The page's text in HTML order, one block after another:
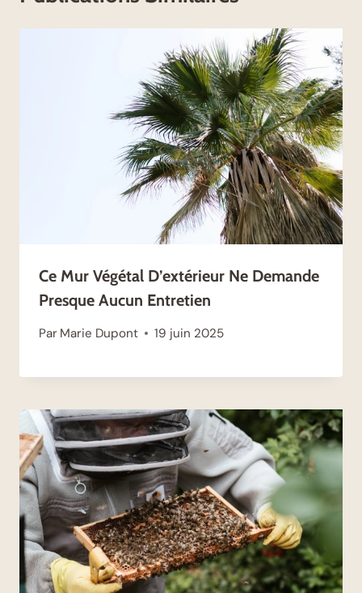
Ce Mur Végétal D’extérieur Ne Demande
Presque Aucun Entretien
Par Marie Dupont 19 juin 2025